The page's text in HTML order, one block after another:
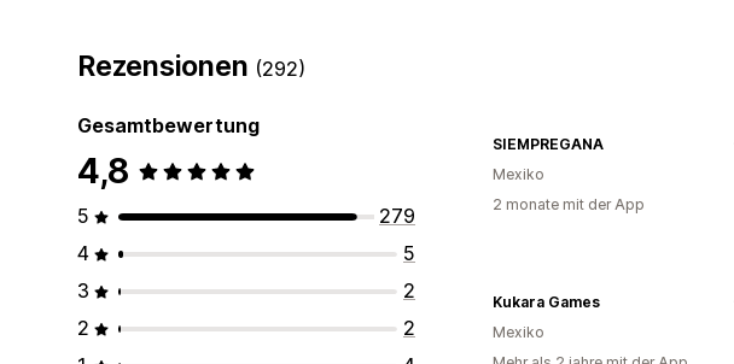
Rezensionen (292)
Gesamtbewertung
4,8
5
279
4
5
3
2
2
2
SIEMPREGANA
Mexiko
2 monate mit der App
Kukara Games
Mexiko